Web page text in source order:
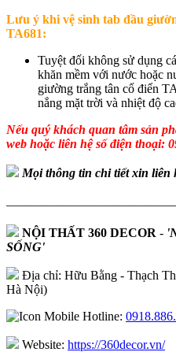
Lưu ý khi vệ sinh tab đầu
TA681:
Tuyệt đối không sử dụng
khăn mềm với nước hoặc
giường trắng tân cổ điển
nắng mặt trời và nhiệt độ
Nếu quý khách quan tâm sản
web hoặc liên hệ số điện thoại:
Mọi thông tin chi tiết xin liên
NỘI THẤT 360 DECOR -
SỐNG'
Địa chỉ: Hữu Bằng - Thạch
Hà Nội)
Hotline:
Website: https://360decor.vn/